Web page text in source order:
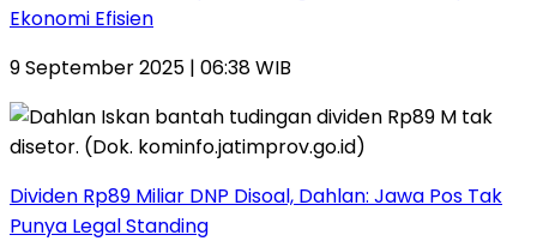
Ekonomi Efisien
9 September 2025 | 06:38 WIB
Dividen Rp89 Miliar DNP Disoal, Dahlan: Jawa Pos Tak
Punya Legal Standing